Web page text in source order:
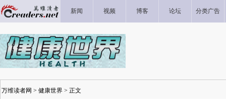
新闻 视频 博客 论坛 分类广告
万维读者网 > 健康世界 > 正文